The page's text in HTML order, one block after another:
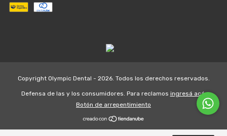
Copyright Olympic Dental - 2026. Todos los derechos reservados.
Defensa de las y los consumidores. Para reclamos ingresá acá.
Botón de arrepentimiento